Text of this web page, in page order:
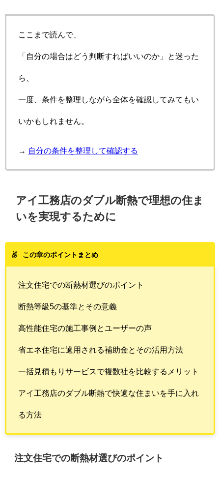
ここまで読んで、
「自分の場合はどう判断すればいいのか」と迷った
ら、
一度、条件を整理しながら全体を確認してみてもい
いかもしれません。
→ 自分の条件を整理して確認する
アイ工務店のダブル断熱で理想の住ま
いを実現するために
この章のポイントまとめ
注文住宅での断熱材選びのポイント
断熱等級5の基準とその意義
高性能住宅の施工事例とユーザーの声
省エネ住宅に適用される補助金とその活用方法
一括見積もりサービスで複数社を比較するメリット
アイ工務店のダブル断熱で快適な住まいを手に入れ
る方法
注文住宅での断熱材選びのポイント